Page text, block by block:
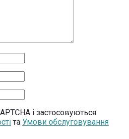
і застосовуються
та Умови обслуговування